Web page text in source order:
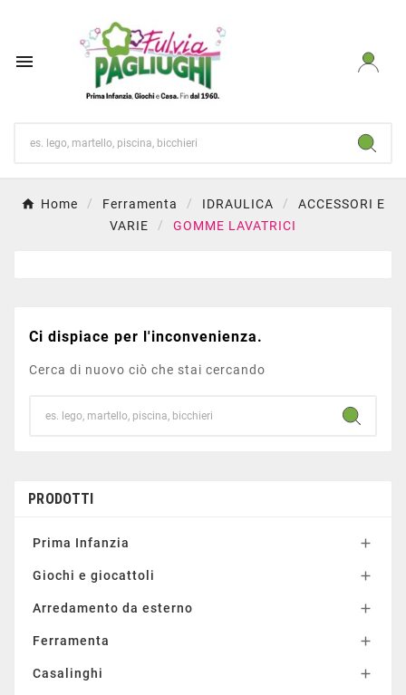

Home Ferramenta IDRAULICA
ACCESSORI E
VARIE
GOMME LAVATRICI
Ci dispiace per l'inconvenienza.
Cerca di nuovo ciò che stai cercando
PRODOTTI
Prima Infanzia 
Giochi e giocattoli 
Arredamento da esterno 
Ferramenta 
Casalinghi 